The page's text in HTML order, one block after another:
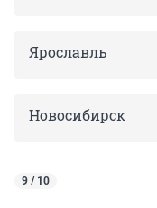
Ярославль
Новосибирск
9 / 10